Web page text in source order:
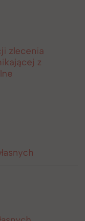
zlecenia
z